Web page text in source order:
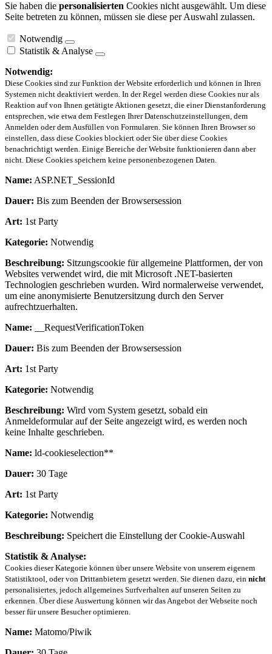
Sie haben die personalisierten Cookies nicht ausgewählt. Um diese
Seite betreten zu können, müssen sie diese per Auswahl zulassen.
Notwendig
Statistik & Analyse
Notwendig:
Diese Cookies sind zur Funktion der Website erforderlich und können in Ihren
Systemen nicht deaktiviert werden. In der Regel werden diese Cookies nur als
Reaktion auf von Ihnen getätigte Aktionen gesetzt, die einer Dienstanforderung
entsprechen, wie etwa dem Festlegen Ihrer Datenschutzeinstellungen, dem
Anmelden oder dem Ausfüllen von Formularen. Sie können Ihren Browser so
einstellen, dass diese Cookies blockiert oder Sie über diese Cookies
benachrichtigt werden. Einige Bereiche der Website funktionieren dann aber
nicht. Diese Cookies speichern keine personenbezogenen Daten.
Name: ASP.NET_SessionId
Dauer: Bis zum Beenden der Browsersession
Art: 1st Party
Kategorie: Notwendig
Beschreibung: Sitzungscookie für allgemeine Plattformen, der von
Websites verwendet wird, die mit Microsoft .NET-basierten
Technologien geschrieben wurden. Wird normalerweise verwendet,
um eine anonymisierte Benutzersitzung durch den Server
aufrechtzuerhalten.
Name: __RequestVerificationToken
Dauer: Bis zum Beenden der Browsersession
Art: 1st Party
Kategorie: Notwendig
Beschreibung: Wird vom System gesetzt, sobald ein
Anmeldeformular auf der Seite angezeigt wird, es werden noch
keine Inhalte geschrieben.
Name: ld-cookieselection**
Dauer: 30 Tage
Art: 1st Party
Kategorie: Notwendig
Beschreibung: Speichert die Einstellung der Cookie-Auswahl
Statistik & Analyse:
Cookies dieser Kategorie können über unsere Website von unserem eigenem
Statistiktool, oder von Drittanbietern gesetzt werden. Sie dienen dazu, ein nicht
personalisiertes, jedoch allgemeines Surfverhalten auf unseren Seiten zu
erkennen. Über diese Auswertung können wir das Angebot der Webseite noch
besser für unsere Besucher optimieren.
Name: Matomo/Piwik